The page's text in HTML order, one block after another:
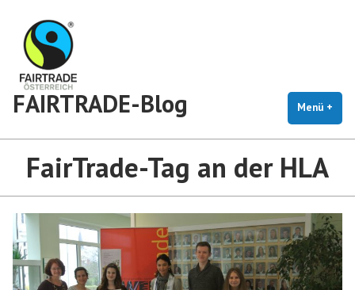
Inhalt
springen
FAIRTRADE-Blog Menü +
FairTrade-Tag an der HLA